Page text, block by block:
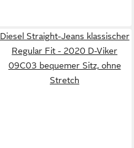
Diesel Straight-Jeans klassischer
Regular Fit - 2020 D-Viker
09C03 bequemer Sitz, ohne
Stretch